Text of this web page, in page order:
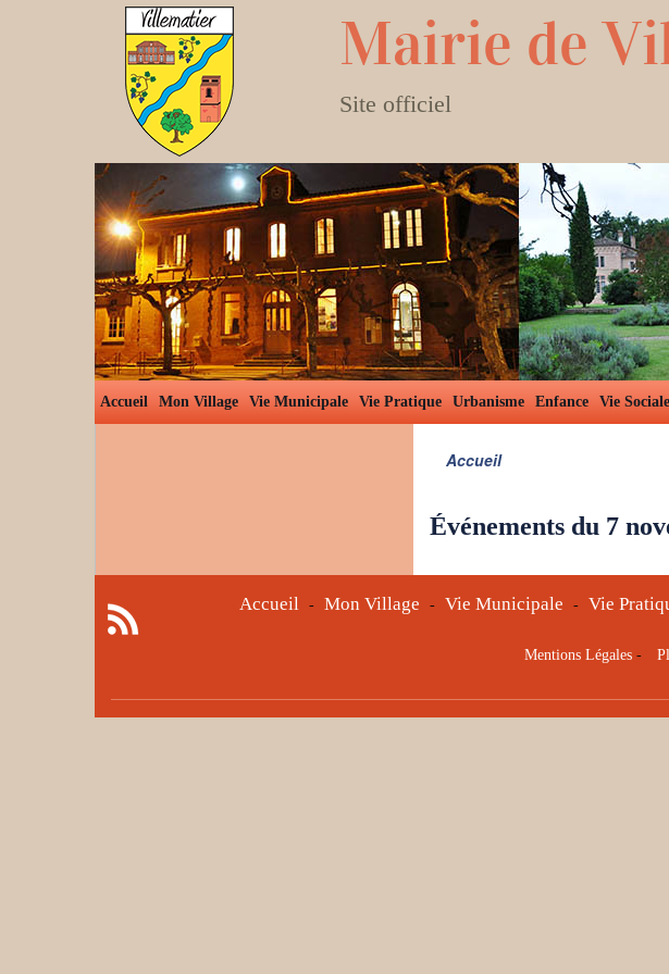
Mairie de
Site officiel
Accueil Mon Village Vie Municipale Vie Pratique Urbanisme Enfance Vie Sociale
Accueil
Événements du 7
Accueil - Mon Village - Vie Municipale - Vie
Mentions Légales-